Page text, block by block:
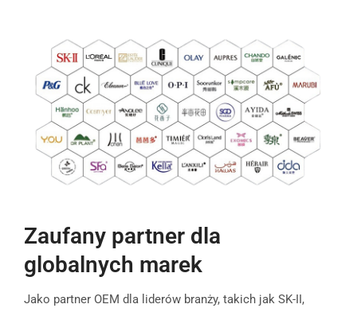
Zaufany partner dla
globalnych marek
Jako partner OEM dla liderów branży, takich jak SK-II,